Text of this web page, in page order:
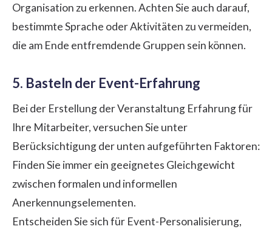
Organisation zu erkennen. Achten Sie auch darauf,
bestimmte Sprache oder Aktivitäten zu vermeiden,
die am Ende entfremdende Gruppen sein können.
5. Basteln der Event-Erfahrung
Bei der Erstellung der Veranstaltung Erfahrung für
Ihre Mitarbeiter, versuchen Sie unter
Berücksichtigung der unten aufgeführten Faktoren:
Finden Sie immer ein geeignetes Gleichgewicht
zwischen formalen und informellen
Anerkennungselementen.
Entscheiden Sie sich für Event-Personalisierung,